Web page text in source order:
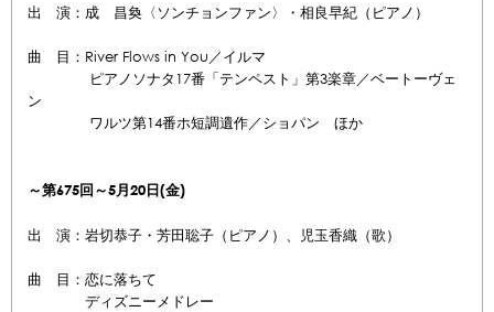
出 演：成 昌奐〈ソンチョンファン〉・相良早紀（ピアノ）
曲 目：River Flows in You／イルマ
ピアノソナタ17番「テンペスト」第3楽章／ベートーヴェ
ン
ワルツ第14番ホ短調遺作／ショパン ほか
～第675回～5月20日(金)
出 演：岩切恭子・芳田聡子（ピアノ）、児玉香織（歌）
曲 目：恋に落ちて
ディズニーメドレー